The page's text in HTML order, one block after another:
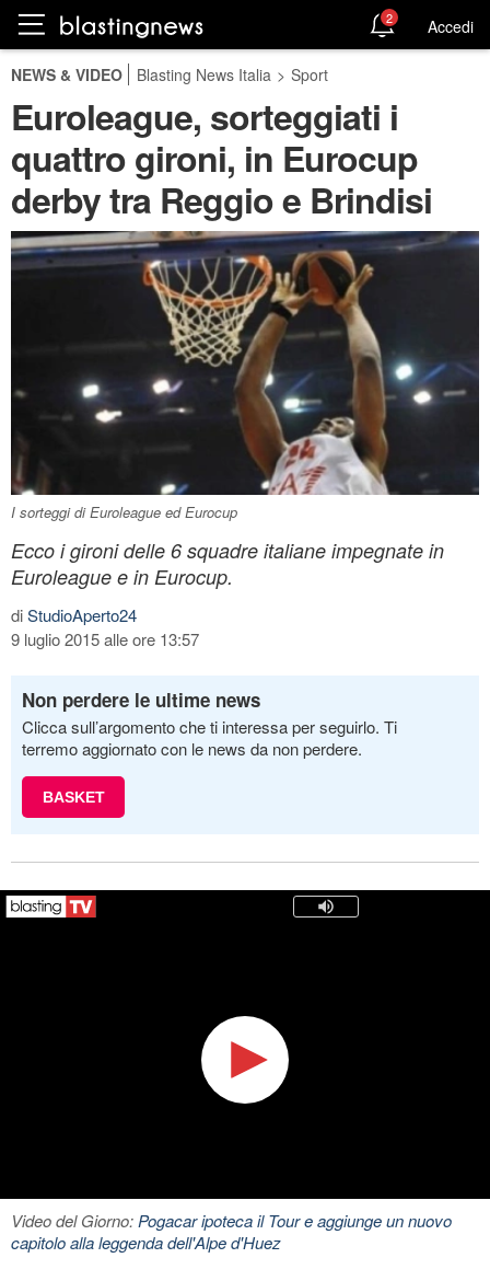
2 Accedi
NEWS & VIDEO Blasting News Italia > Sport
Euroleague, sorteggiati i
quattro gironi, in Eurocup
derby tra Reggio e Brindisi
I sorteggi di Euroleague ed Eurocup
Ecco i gironi delle 6 squadre italiane impegnate in
Euroleague e in Eurocup.
diStudioAperto24
9 luglio 2015 alle ore 13:57
Non perdere le ultime news
Clicca sull’argomento che ti interessa per seguirlo. Ti
terremo aggiornato con le news da non perdere.
BASKET
Video del Giorno:Pogacar ipoteca il Tour e aggiunge un nuovo
capitolo alla leggenda dell'Alpe d'Huez